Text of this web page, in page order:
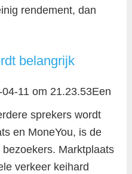
rendement, dan
belangrijk
Een
sprekers wordt
en MoneYou, is de
Marktplaats
verkeer keihard